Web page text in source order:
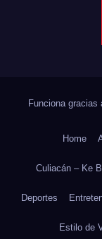
Funciona gracias
Home
Culiacán – Ke
Deportes
Estilo de